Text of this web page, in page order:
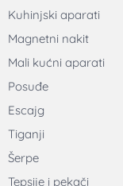
Kuhinjski aparati
Magnetni nakit
Mali kućni aparati
Posuđe
Escajg
Tiganji
Šerpe
Tepsije i pekači